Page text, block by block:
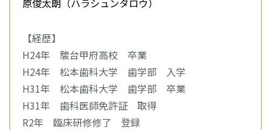
原俊太朗（ハラシュンタロウ）
【経歴】
H24年 駿台甲府高校 卒業
H24年 松本歯科大学 歯学部 入学
H31年 松本歯科大学 歯学部 卒業
H31年 歯科医師免許証 取得
R2年 臨床研修修了 登録